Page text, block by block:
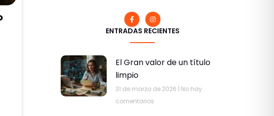
ENTRADAS RECIENTES
El Gran valor de un título
limpio
31 de marzo de 2026
No hay
comentarios